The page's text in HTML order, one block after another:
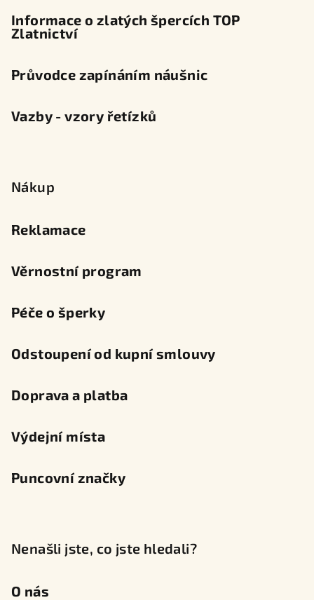
Informace o zlatých špercích TOP
Zlatnictví
Průvodce zapínáním náušnic
Vazby - vzory řetízků
Nákup
Reklamace
Věrnostní program
Péče o šperky
Odstoupení od kupní smlouvy
Doprava a platba
Výdejní místa
Puncovní značky
Nenašli jste, co jste hledali?
O nás